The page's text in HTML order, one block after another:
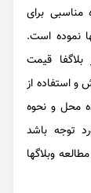
مناسبی برای
نموده است.
قیمت
و استفاده از
محل و نحوه
توجه باشد
وبلاگها